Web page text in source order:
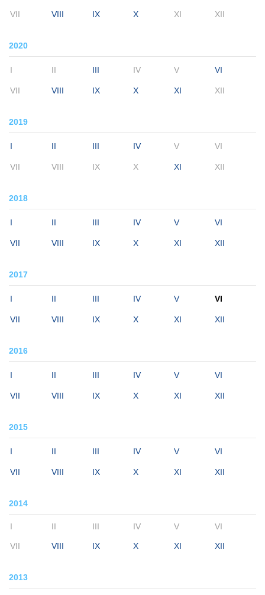
VII VIII IX X XI XII
2020
I II III IV V VI
VII VIII IX X XI XII
2019
I II III IV V VI
VII VIII IX X XI XII
2018
I II III IV V VI
VII VIII IX X XI XII
2017
I II III IV V VI
VII VIII IX X XI XII
2016
I II III IV V VI
VII VIII IX X XI XII
2015
I II III IV V VI
VII VIII IX X XI XII
2014
I II III IV V VI
VII VIII IX X XI XII
2013